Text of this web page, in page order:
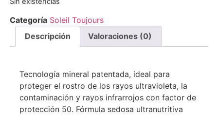
Categoría Soleil Toujours
Descripción
Valoraciones (0)
Tecnología mineral patentada, ideal para
proteger el rostro de los rayos ultravioleta, la
contaminación y rayos infrarrojos con factor de
protección 50. Fórmula sedosa ultranutritiva